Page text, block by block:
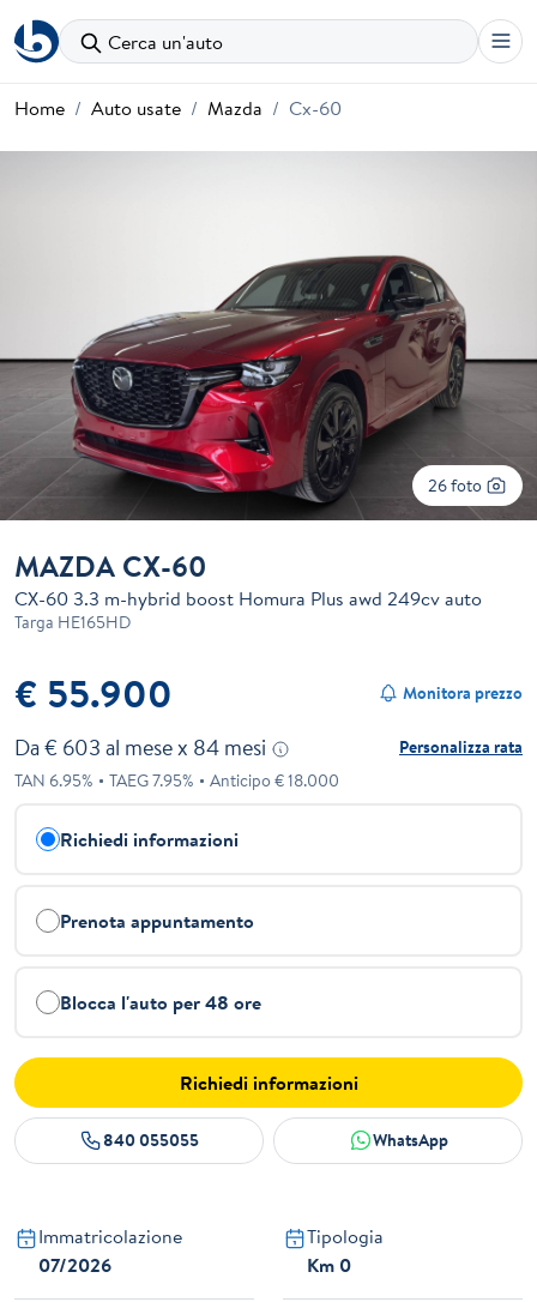
Cerca un'auto
Home Auto usate Mazda Cx-60
26 foto
MAZDA CX-60
CX-60 3.3 m-hybrid boost Homura Plus awd 249cv auto
Targa HE165HD
€ 55.900 Monitora prezzo
Da € 603 al mese x 84 mesi
Personalizza rata
TAN 6.95% TAEG7.95% Anticipo €18.000
Richiedi informazioni
Prenota appuntamento
Blocca l'auto per 48 ore
Richiedi informazioni
840 055055 WhatsApp
Immatricolazione
07/2026
Tipologia
Km 0